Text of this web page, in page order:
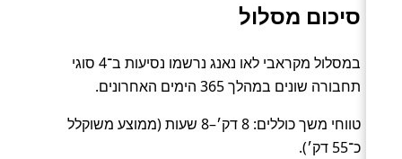
סיכום מסלול
במסלול מקראבי לאו נאנג נרשמו נסיעות ב־4 סוגי
תחבורה שונים במהלך 365 הימים האחרונים.
טווחי משך כוללים: 8 דק׳–8 שעות (ממוצע משוקלל
כ־55 דק׳).